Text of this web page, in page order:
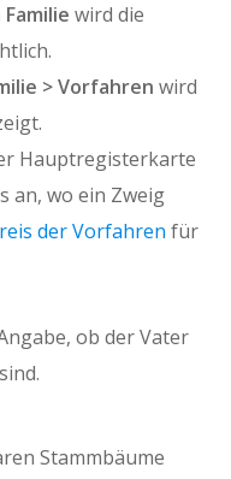
wird die
> Vorfahren wird
Hauptregisterkarte
an, wo ein Zweig
der Vorfahren für
ob der Vater
Stammbäume